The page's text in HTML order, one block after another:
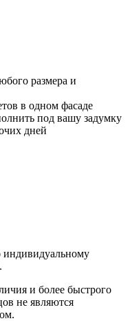
размера и
в одном фасаде
под вашу задумку
дней
индивидуальному
и более быстрого
не являются